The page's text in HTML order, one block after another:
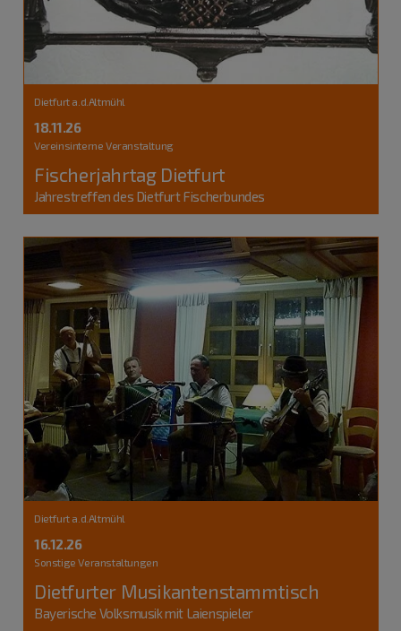
Dietfurt a.d.Altmühl
18.11.26
Vereinsinterne Veranstaltung
Fischerjahrtag Dietfurt
Jahrestreffen des Dietfurt Fischerbundes
Dietfurt a.d.Altmühl
16.12.26
Sonstige Veranstaltungen
Dietfurter Musikantenstammtisch
Bayerische Volksmusik mit Laienspieler